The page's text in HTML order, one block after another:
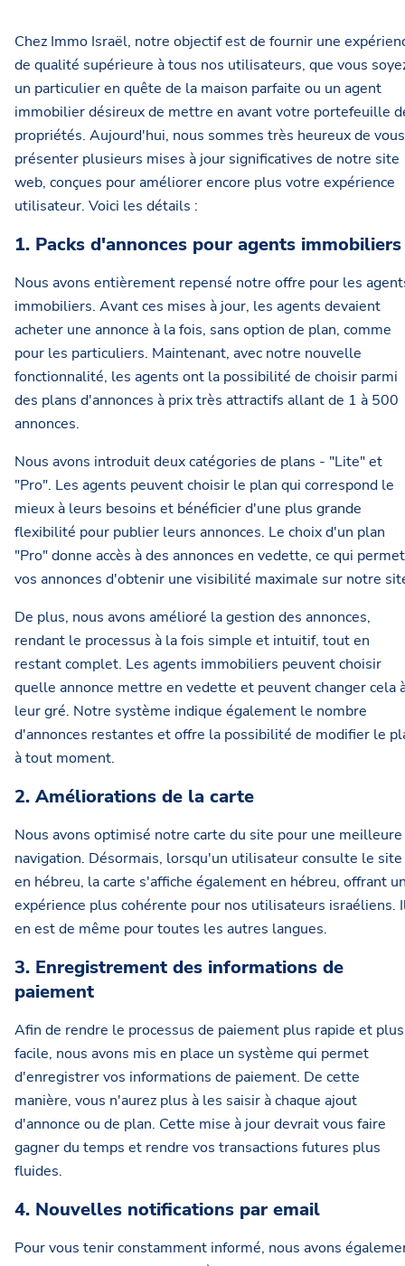
Chez Immo Israël, notre objectif est de fournir une
de qualité supérieure à tous nos utilisateurs, que vous
un particulier en quête de la maison parfaite ou un agent
immobilier désireux de mettre en avant votre portefeuille
propriétés. Aujourd'hui, nous sommes très heureux de vous
présenter plusieurs mises à jour significatives de notre site
web, conçues pour améliorer encore plus votre expérience
utilisateur. Voici les détails :
1. Packs d'annonces pour agents immobiliers
Nous avons entièrement repensé notre offre pour les
immobiliers. Avant ces mises à jour, les agents devaient
acheter une annonce à la fois, sans option de plan, comme
pour les particuliers. Maintenant, avec notre nouvelle
fonctionnalité, les agents ont la possibilité de choisir parmi
des plans d'annonces à prix très attractifs allant de 1 à 500
annonces.
Nous avons introduit deux catégories de plans - "Lite" et
"Pro". Les agents peuvent choisir le plan qui correspond le
mieux à leurs besoins et bénéficier d'une plus grande
flexibilité pour publier leurs annonces. Le choix d'un plan
"Pro" donne accès à des annonces en vedette, ce qui
vos annonces d'obtenir une visibilité maximale sur notre
De plus, nous avons amélioré la gestion des annonces,
rendant le processus à la fois simple et intuitif, tout en
restant complet. Les agents immobiliers peuvent choisir
quelle annonce mettre en vedette et peuvent changer cela
leur gré. Notre système indique également le nombre
d'annonces restantes et offre la possibilité de modifier le
à tout moment.
2. Améliorations de la carte
Nous avons optimisé notre carte du site pour une meilleure
navigation. Désormais, lorsqu'un utilisateur consulte le site
en hébreu, la carte s'affiche également en hébreu, offrant
expérience plus cohérente pour nos utilisateurs israéliens.
en est de même pour toutes les autres langues.
3. Enregistrement des informations de
paiement
Afin de rendre le processus de paiement plus rapide et plus
facile, nous avons mis en place un système qui permet
d'enregistrer vos informations de paiement. De cette
manière, vous n'aurez plus à les saisir à chaque ajout
d'annonce ou de plan. Cette mise à jour devrait vous faire
gagner du temps et rendre vos transactions futures plus
fluides.
4. Nouvelles notifications par email
Pour vous tenir constamment informé, nous avons